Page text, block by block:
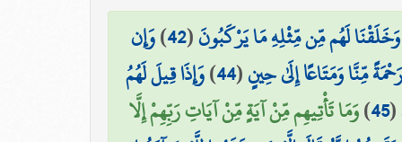
وَخَلَقْنَا لَهُم مِّن مِّثْلِهِ مَا يَرْكَبُونَ(
42
)وَإِن
مِّنَّا وَمَتَاعًا إِلَىٰ حِينٍ(
44
)وَإِذَا قِيلَ لَهُمُ
(
45
)وَمَا تَأْتِيهِم مِّنْ آيَةٍ مِّنْ آيَاتِ رَبِّهِمْ إِلَّا